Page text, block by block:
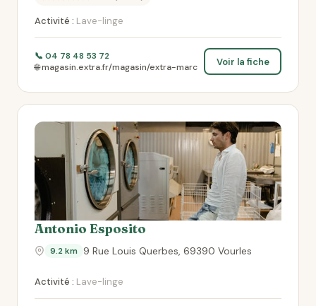
Activité : Lave-linge
📞 04 78 48 53 72
🌐 magasin.extra.fr/magasin/extra-marc
Voir la fiche
Antonio Esposito
9.2 km 9 Rue Louis Querbes, 69390 Vourles
Activité : Lave-linge